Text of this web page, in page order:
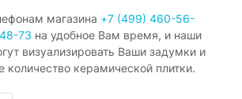
магазина +7 (499) 460-56-
73 на удобное Вам время, и наши
визуализировать Ваши задумки и
количество керамической плитки.